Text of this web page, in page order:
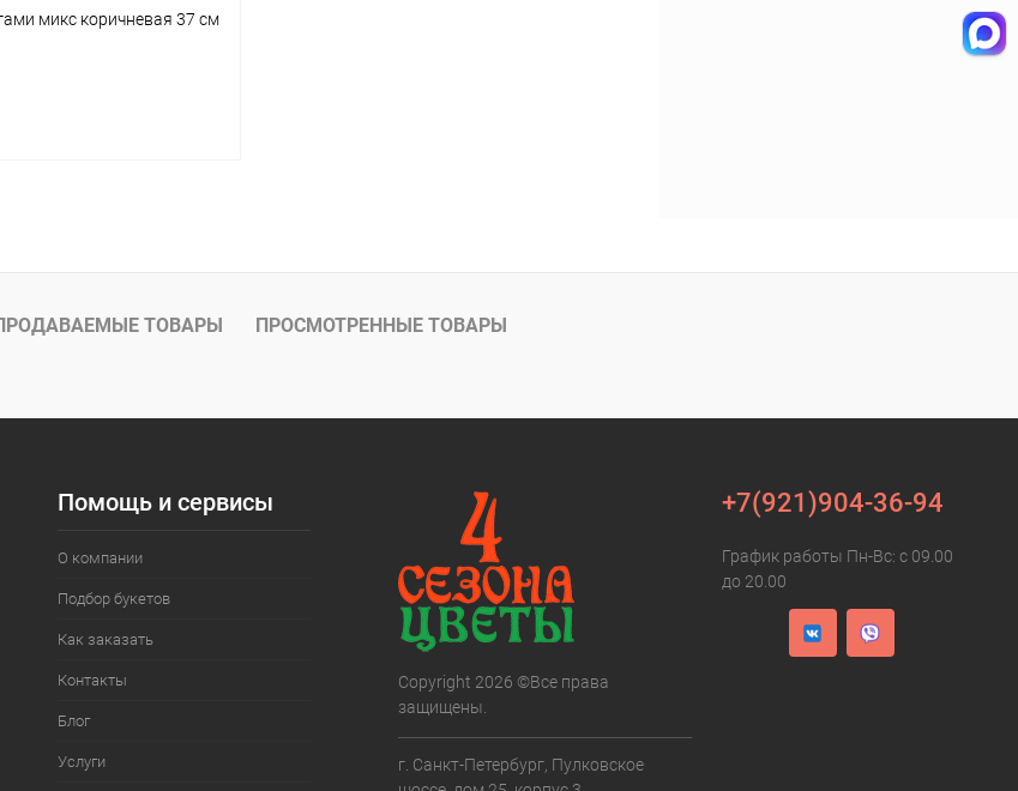
микс коричневая 37 см
ТОВАРЫ ПРОСМОТРЕННЫЕ ТОВАРЫ
Помощь и сервисы
О компании
Подбор букетов
Как заказать
Контакты
Блог
Услуги
Copyright 2026 ©Все права
защищены.
г. Санкт-Петербург, Пулковское
+7(921)904-36-94
График работы Пн-Вс: с 09.00
до 20.00